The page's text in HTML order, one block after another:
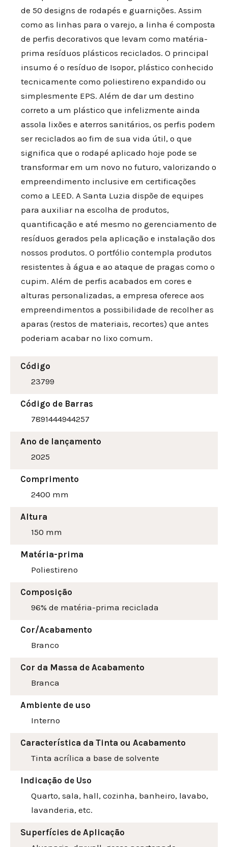
de 50 designs de rodapés e guarnições. Assim
como as linhas para o varejo, a linha é composta
de perfis decorativos que levam como matéria-
prima resíduos plásticos reciclados. O principal
insumo é o resíduo de Isopor, plástico conhecido
tecnicamente como poliestireno expandido ou
simplesmente EPS. Além de dar um destino
correto a um plástico que infelizmente ainda
assola lixões e aterros sanitários, os perfis podem
ser reciclados ao fim de sua vida útil, o que
significa que o rodapé aplicado hoje pode se
transformar em um novo no futuro, valorizando o
empreendimento inclusive em certificações
como a LEED. A Santa Luzia dispõe de equipes
para auxiliar na escolha de produtos,
quantificação e até mesmo no gerenciamento de
resíduos gerados pela aplicação e instalação dos
nossos produtos. O portfólio contempla produtos
resistentes à água e ao ataque de pragas como o
cupim. Além de perfis acabados em cores e
alturas personalizadas, a empresa oferece aos
empreendimentos a possibilidade de recolher as
aparas (restos de materiais, recortes) que antes
poderiam acabar no lixo comum.
Código
23799
Código de Barras
7891444944257
Ano de lançamento
2025
Comprimento
2400 mm
Altura
150 mm
Matéria-prima
Poliestireno
Composição
96% de matéria-prima reciclada
Cor/Acabamento
Branco
Cor da Massa de Acabamento
Branca
Ambiente de uso
Interno
Característica da Tinta ou Acabamento
Tinta acrílica a base de solvente
Indicação de Uso
Quarto, sala, hall, cozinha, banheiro, lavabo,
lavanderia, etc.
Superfícies de Aplicação